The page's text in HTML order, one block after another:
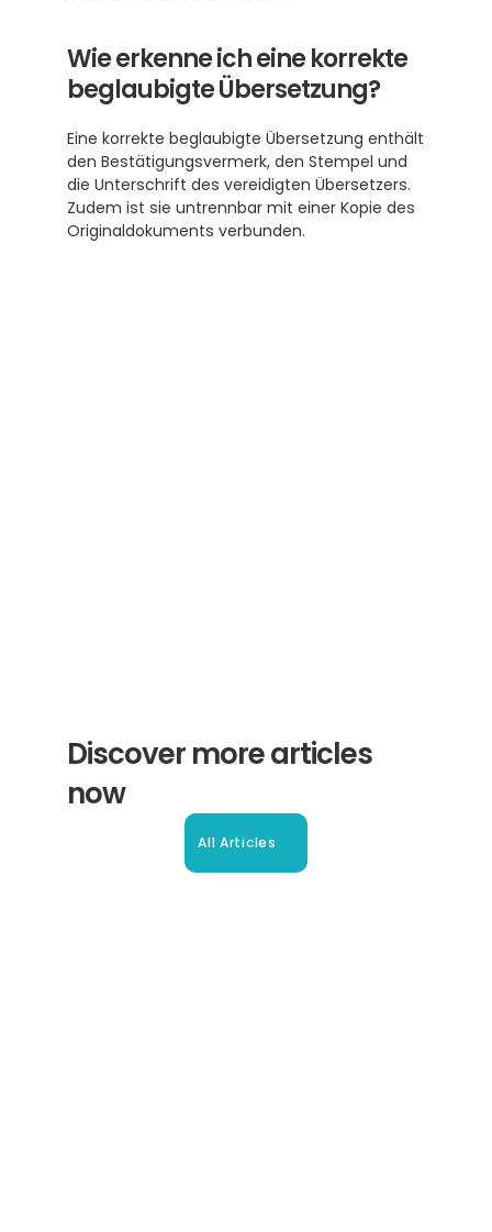
Wie erkenne ich eine korrekte
beglaubigte Übersetzung?
Eine korrekte beglaubigte Übersetzung enthält
den Bestätigungsvermerk, den Stempel und
die Unterschrift des vereidigten Übersetzers.
Zudem ist sie untrennbar mit einer Kopie des
Originaldokuments verbunden.
Discover more articles
now
All Articles